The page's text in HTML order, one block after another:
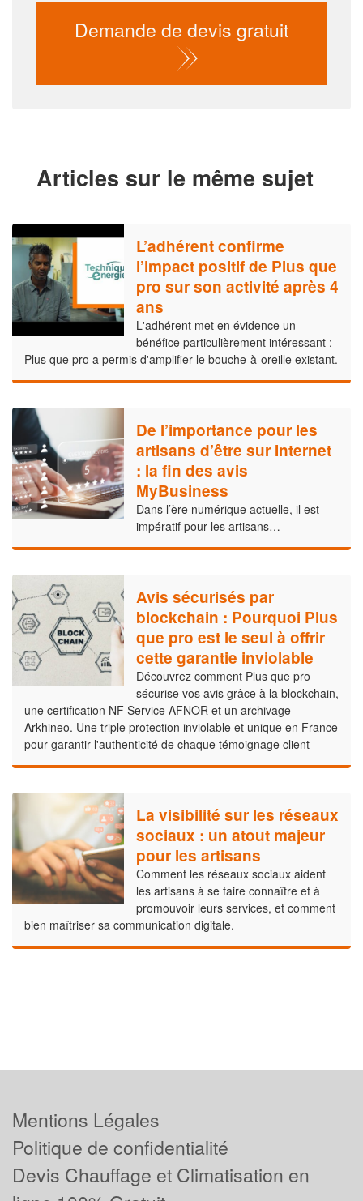
Demande de devis gratuit
Articles sur le même sujet
L’adhérent confirme
l’impact positif de Plus que
pro sur son activité après 4
ans
L'adhérent met en évidence un
bénéfice particulièrement intéressant :
Plus que pro a permis d'amplifier le bouche-à-oreille existant.
De l’importance pour les
artisans d’être sur Internet
: la fin des avis
MyBusiness
Dans l’ère numérique actuelle, il est
impératif pour les artisans…
Avis sécurisés par
blockchain : Pourquoi Plus
que pro est le seul à offrir
cette garantie inviolable
Découvrez comment Plus que pro
sécurise vos avis grâce à la blockchain,
une certification NF Service AFNOR et un archivage
Arkhineo. Une triple protection inviolable et unique en France
pour garantir l'authenticité de chaque témoignage client
La visibilité sur les réseaux
sociaux : un atout majeur
pour les artisans
Comment les réseaux sociaux aident
les artisans à se faire connaître et à
promouvoir leurs services, et comment
bien maîtriser sa communication digitale.
Mentions Légales
Politique de confidentialité
Devis Chauffage et Climatisation en